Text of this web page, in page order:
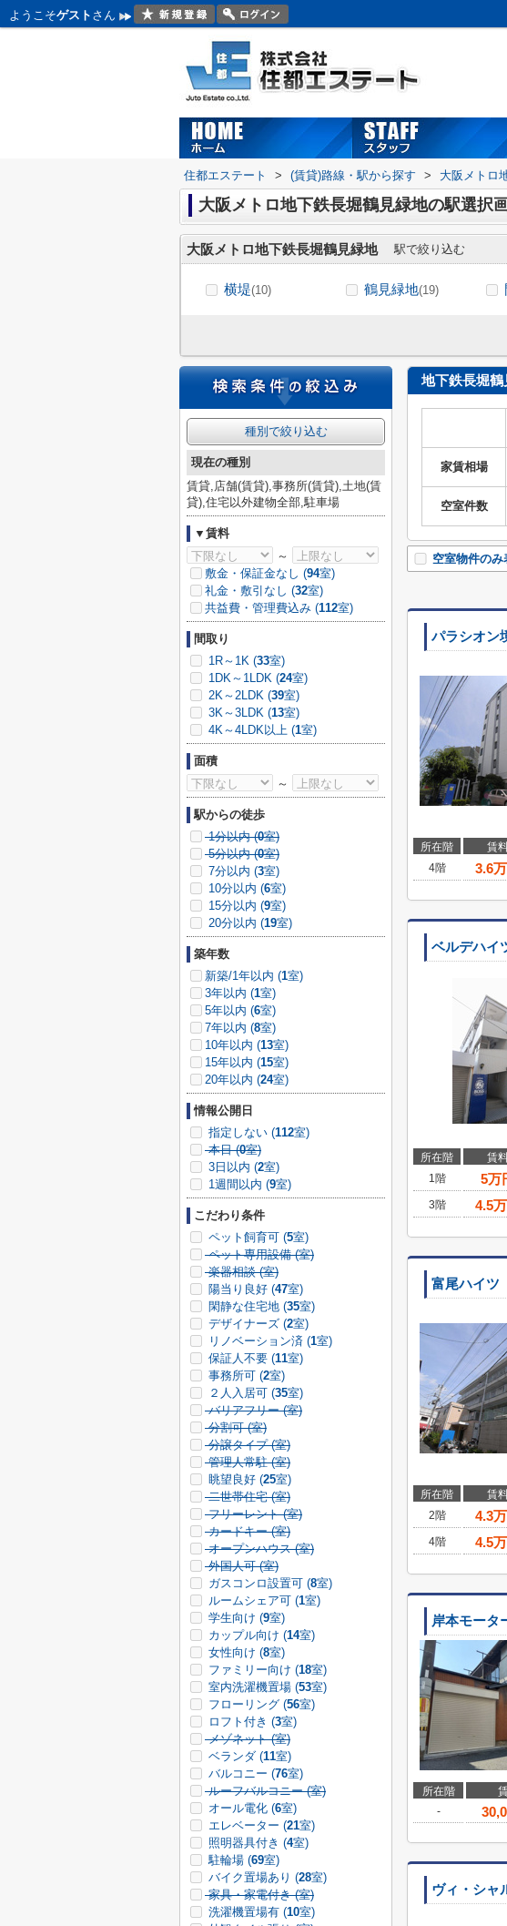
ようこそゲスト さん
住都エステート > (賃貸)路線・駅から探す > 大阪メトロ
大阪メトロ地下鉄長堀鶴見緑地の駅選択
大阪メトロ地下鉄長堀鶴見緑地 駅で絞り込む
横堤(10) 鶴見緑地(19)
地下鉄長堀
家賃相場
空室件数
空室物件のみ
パラシオン
所在階 賃
4階
3.6
ベルデハイ
所在階 賃
1階
5万
3階
4.5
富尾ハイツ
所在階 賃
2階
4.3
4階
4.5
岸本モータ
所在階
-
ヴィ・シャ
種別で絞り込む
現在の種別
賃貸,店舗(賃貸),事務所(賃貸),土地(賃
貸),住宅以外建物全部,駐車場
▼賃料
～
敷金・保証金なし (94室)
礼金・敷引なし (32室)
共益費・管理費込み (112室)
間取り
1R～1K (33室)
1DK～1LDK (24室)
2K～2LDK (39室)
3K～3LDK (13室)
4K～4LDK以上 (1室)
面積
～
駅からの徒歩
1分以内 (0室)
5分以内 (0室)
7分以内 (3室)
10分以内 (6室)
15分以内 (9室)
20分以内 (19室)
築年数
新築/1年以内 (1室)
3年以内 (1室)
5年以内 (6室)
7年以内 (8室)
10年以内 (13室)
15年以内 (15室)
20年以内 (24室)
情報公開日
指定しない (112室)
本日 (0室)
3日以内 (2室)
1週間以内 (9室)
こだわり条件
ペット飼育可 (5室)
ペット専用設備 (室)
楽器相談 (室)
陽当り良好 (47室)
閑静な住宅地 (35室)
デザイナーズ (2室)
リノベーション済 (1室)
保証人不要 (11室)
事務所可 (2室)
２人入居可 (35室)
バリアフリー (室)
分割可 (室)
分譲タイプ (室)
管理人常駐 (室)
眺望良好 (25室)
二世帯住宅 (室)
フリーレント (室)
カードキー (室)
オープンハウス (室)
外国人可 (室)
ガスコンロ設置可 (8室)
ルームシェア可 (1室)
学生向け (9室)
カップル向け (14室)
女性向け (8室)
ファミリー向け (18室)
室内洗濯機置場 (53室)
フローリング (56室)
ロフト付き (3室)
メゾネット (室)
ベランダ (11室)
バルコニー (76室)
ルーフバルコニー (室)
オール電化 (6室)
エレベーター (21室)
照明器具付き (4室)
駐輪場 (69室)
バイク置場あり (28室)
家具・家電付き (室)
洗濯機置場有 (10室)